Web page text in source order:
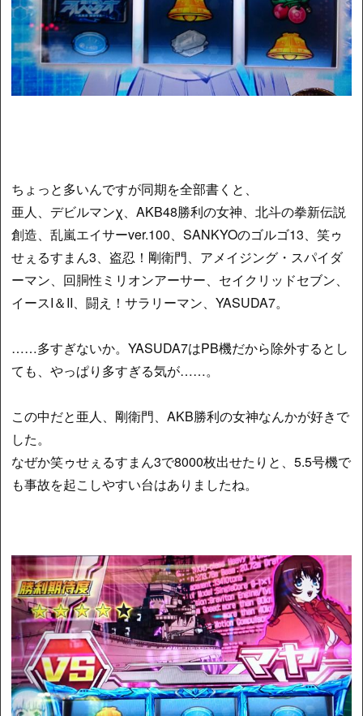
ちょっと多いんですが同期を全部書くと、
亜人、デビルマンχ、AKB48勝利の女神、北斗の拳新伝説
創造、乱嵐エイサーver.100、SANKYOのゴルゴ13、笑ゥ
せぇるすまん3、盗忍！剛衛門、アメイジング・スパイダ
ーマン、回胴性ミリオンアーサー、セイクリッドセブン、
イースI＆II、闘え！サラリーマン、YASUDA7。
……多すぎないか。YASUDA7はPB機だから除外するとし
ても、やっぱり多すぎる気が……。
この中だと亜人、剛衛門、AKB勝利の女神なんかが好きで
した。
なぜか笑ゥせぇるすまん3で8000枚出せたりと、5.5号機で
も事故を起こしやすい台はありましたね。